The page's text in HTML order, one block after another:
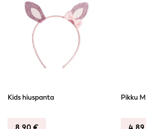
Kids hiuspanta Pikku